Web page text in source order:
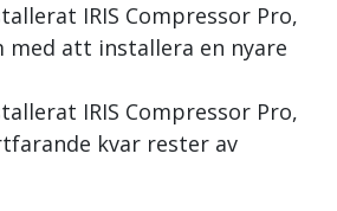
IRIS Compressor Pro,
med att installera en nyare
IRIS Compressor Pro,
kvar rester av